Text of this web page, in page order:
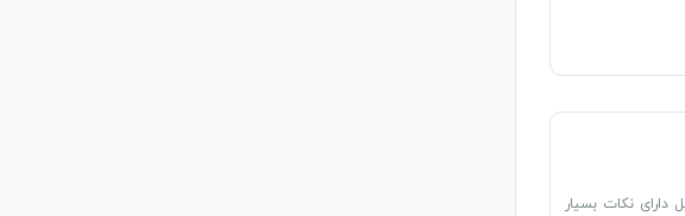
است. این فایل دارای نکات بسیار